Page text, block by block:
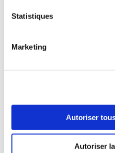
Statistiques
Marketing
Autoriser
Autoriser